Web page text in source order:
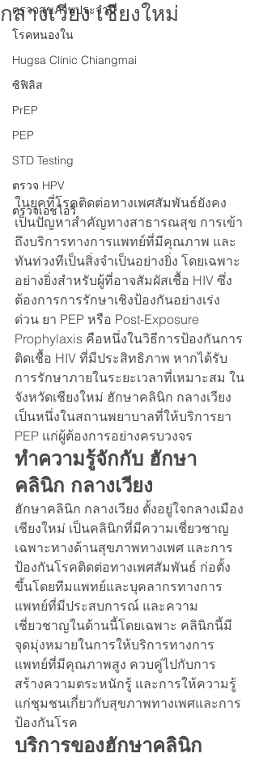
ตรวจสุขภาพประจำปี
โรคหนองใน
Hugsa Clinic Chiangmai
ซิฟิลิส
PrEP
PEP
STD Testing
ตรวจ HPV
ตรวจเอชไอวี
กลางเวียง เชียงใหม่
ในยุคที่โรคติดต่อทางเพศสัมพันธ์ยังคง
เป็นปัญหาสำคัญทางสาธารณสุข การเข้า
ถึงบริการทางการแพทย์ที่มีคุณภาพ และ
ทันท่วงทีเป็นสิ่งจำเป็นอย่างยิ่ง โดยเฉพาะ
อย่างยิ่งสำหรับผู้ที่อาจสัมผัสเชื้อ HIV ซึ่ง
ต้องการการรักษาเชิงป้องกันอย่างเร่ง
ด่วน ยา PEP หรือ Post-Exposure
Prophylaxis คือหนึ่งในวิธีการป้องกันการ
ติดเชื้อ HIV ที่มีประสิทธิภาพ หากได้รับ
การรักษาภายในระยะเวลาที่เหมาะสม ใน
จังหวัดเชียงใหม่ ฮักษาคลินิก กลางเวียง
เป็นหนึ่งในสถานพยาบาลที่ให้บริการยา
PEP แก่ผู้ต้องการอย่างครบวงจร
ทำความรู้จักกับ ฮักษา
คลินิก กลางเวียง
ฮักษาคลินิก กลางเวียง ตั้งอยู่ใจกลางเมือง
เชียงใหม่ เป็นคลินิกที่มีความเชี่ยวชาญ
เฉพาะทางด้านสุขภาพทางเพศ และการ
ป้องกันโรคติดต่อทางเพศสัมพันธ์ ก่อตั้ง
ขึ้นโดยทีมแพทย์และบุคลากรทางการ
แพทย์ที่มีประสบการณ์ และความ
เชี่ยวชาญในด้านนี้โดยเฉพาะ คลินิกนี้มี
จุดมุ่งหมายในการให้บริการทางการ
แพทย์ที่มีคุณภาพสูง ควบคู่ไปกับการ
สร้างความตระหนักรู้ และการให้ความรู้
แก่ชุมชนเกี่ยวกับสุขภาพทางเพศและการ
ป้องกันโรค
บริการของฮักษาคลินิก